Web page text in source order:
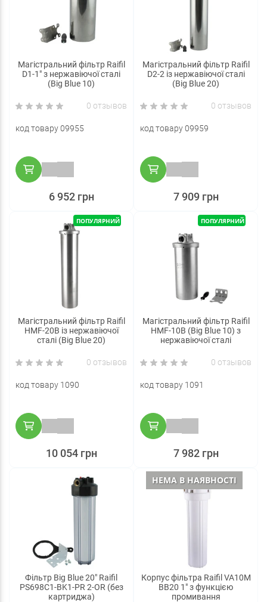
Магістральний фільтр Raifil
D1-1" з нержавіючої сталі
(Big Blue 10)
0 отзывов
код товару 09955
6 952 грн
Магістральний фільтр Raifil
D2-2 із нержавіючої сталі
(Big Blue 20)
0 отзывов
код товару 09959
7 909 грн
ПОПУЛЯРНИЙ
Магістральний фільтр Raifil
HMF-20B із нержавіючої
сталі (Big Blue 20)
0 отзывов
код товару 1090
10 054 грн
ПОПУЛЯРНИЙ
Магістральний фільтр Raifil
HMF-10B (Big Blue 10) з
нержавіючої сталі
0 отзывов
код товару 1091
7 982 грн
Фільтр Big Blue 20" Raifil
PS698C1-BK1-PR 2-OR (без
картриджа)
НЕМА В НАЯВНОСТІ
Корпус фільтра Raifil VA10M
BB20 1" з функцією
промивання